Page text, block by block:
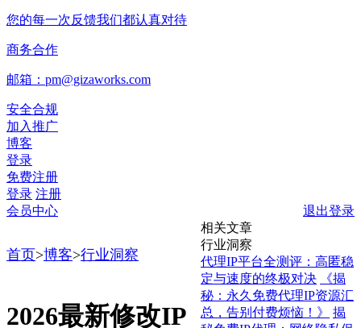
您的每一次反馈我们都认真对待
商务合作
邮箱：pm@gizaworks.com
安全合规
加入推广
博客
登录
免费注册
登录 注册
会员中心
退出登录
首页>博客>行业洞察
2026最新修改IP
相关文章
行业洞察
代理IP平台全测评：高匿稳
定与速度的终极对决
《揭
秘：永久免费代理IP资源汇
总，告别付费烦恼！》
揭